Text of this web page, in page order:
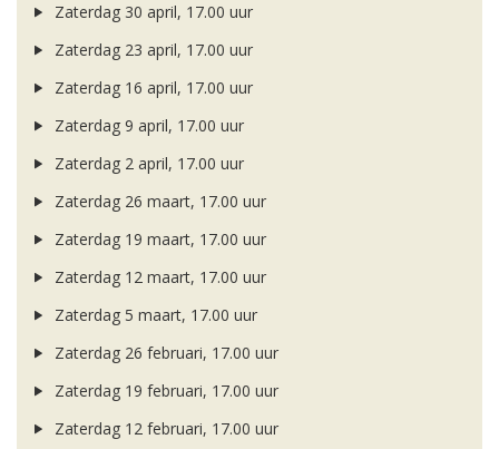
Zaterdag 30 april, 17.00 uur
Zaterdag 23 april, 17.00 uur
Zaterdag 16 april, 17.00 uur
Zaterdag 9 april, 17.00 uur
Zaterdag 2 april, 17.00 uur
Zaterdag 26 maart, 17.00 uur
Zaterdag 19 maart, 17.00 uur
Zaterdag 12 maart, 17.00 uur
Zaterdag 5 maart, 17.00 uur
Zaterdag 26 februari, 17.00 uur
Zaterdag 19 februari, 17.00 uur
Zaterdag 12 februari, 17.00 uur